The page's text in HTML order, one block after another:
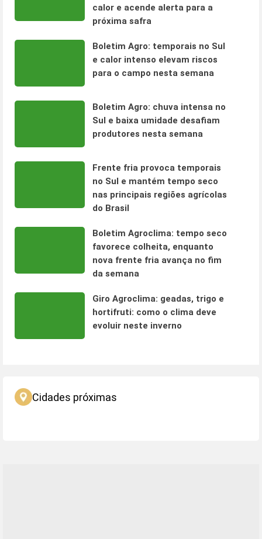
calor e acende alerta para a
próxima safra
Boletim Agro: temporais no Sul
e calor intenso elevam riscos
para o campo nesta semana
Boletim Agro: chuva intensa no
Sul e baixa umidade desafiam
produtores nesta semana
Frente fria provoca temporais
no Sul e mantém tempo seco
nas principais regiões agrícolas
do Brasil
Boletim Agroclima: tempo seco
favorece colheita, enquanto
nova frente fria avança no fim
da semana
Giro Agroclima: geadas, trigo e
hortifruti: como o clima deve
evoluir neste inverno
Cidades próximas